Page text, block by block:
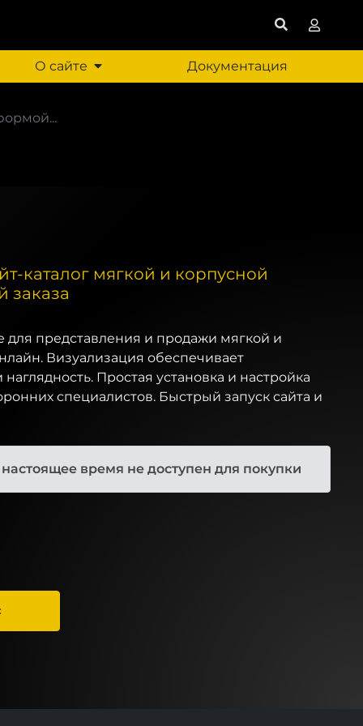
О сайте Документация
каталог мягкой и корпусной
заказа
представления и продажи мягкой и
Визуализация обеспечивает
Простая установка и настройка
специалистов. Быстрый запуск сайта и
время не доступен для покупки